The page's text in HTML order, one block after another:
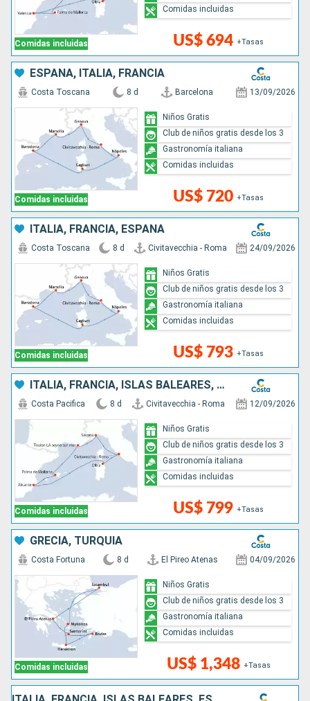
Comidas incluidas US$ 694 +Tasas
Comidas incluidas
ESPAÑA, ITALIA, FRANCIA
Comidas incluidas
Costa Toscana 8 d Barcelona 13/09/2026
US$ 720 +Tasas
Niños Gratis
Club de niños gratis desde los 3
Gastronomía italiana
Comidas incluidas
ITALIA, FRANCIA, ESPAÑA
Comidas incluidas
Costa Toscana 8 d Civitavecchia - Roma 24/09/2026
US$ 793 +Tasas
Niños Gratis
Club de niños gratis desde los 3
Gastronomía italiana
Comidas incluidas
ITALIA, FRANCIA, ISLAS BALEARES, ESPAÑA
Comidas incluidas
Costa Pacifica 8 d Civitavecchia - Roma 12/09/2026
US$ 799 +Tasas
Niños Gratis
Club de niños gratis desde los 3
Gastronomía italiana
Comidas incluidas
GRECIA, TURQUÍA
Comidas incluidas
Costa Fortuna 8 d El Pireo Atenas 04/09/2026
US$ 1,348 +Tasas
Niños Gratis
Club de niños gratis desde los 3
Gastronomía italiana
Comidas incluidas